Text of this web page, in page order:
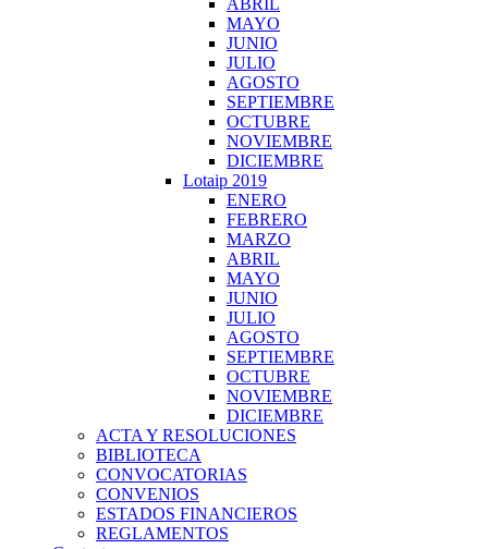
ABRIL
MAYO
JUNIO
JULIO
AGOSTO
SEPTIEMBRE
OCTUBRE
NOVIEMBRE
DICIEMBRE
Lotaip 2019
ENERO
FEBRERO
MARZO
ABRIL
MAYO
JUNIO
JULIO
AGOSTO
SEPTIEMBRE
OCTUBRE
NOVIEMBRE
DICIEMBRE
ACTA Y RESOLUCIONES
BIBLIOTECA
CONVOCATORIAS
CONVENIOS
ESTADOS FINANCIEROS
REGLAMENTOS